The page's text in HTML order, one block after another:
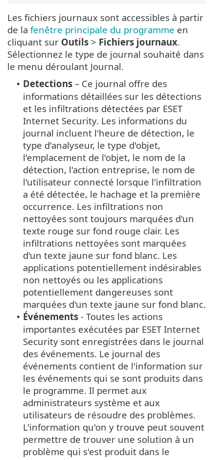
Les fichiers journaux sont accessibles à partir
de la fenêtre principale du programme en
cliquant sur Outils > Fichiers journaux.
Sélectionnez le type de journal souhaité dans
le menu déroulant Journal.
• Detections – Ce journal offre des
informations détaillées sur les détections
et les infiltrations détectées par ESET
Internet Security. Les informations du
journal incluent l'heure de détection, le
type d'analyseur, le type d'objet,
l'emplacement de l'objet, le nom de la
détection, l'action entreprise, le nom de
l'utilisateur connecté lorsque l'infiltration
a été détectée, le hachage et la première
occurrence. Les infiltrations non
nettoyées sont toujours marquées d'un
texte rouge sur fond rouge clair. Les
infiltrations nettoyées sont marquées
d'un texte jaune sur fond blanc. Les
applications potentiellement indésirables
non nettoyés ou les applications
potentiellement dangereuses sont
marquées d'un texte jaune sur fond blanc.
• Événements - Toutes les actions
importantes exécutées par ESET Internet
Security sont enregistrées dans le journal
des événements. Le journal des
événements contient de l'information sur
les événements qui se sont produits dans
le programme. Il permet aux
administrateurs système et aux
utilisateurs de résoudre des problèmes.
L'information qu'on y trouve peut souvent
permettre de trouver une solution à un
problème qui s'est produit dans le